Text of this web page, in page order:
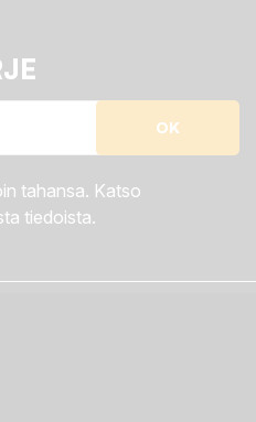
tahansa. Katso
tiedoista.